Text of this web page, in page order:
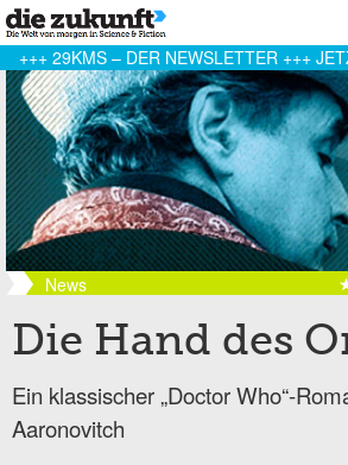
+++ 29KMS – DER NEWSLETTER +++
News
Die Hand des
Ein klassischer „Doctor Who“-
Aaronovitch